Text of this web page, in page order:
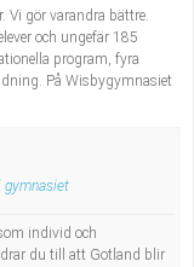
Vi gör varandra bättre.
och ungefär 185
program, fyra
På Wisbygymnasiet
gymnasiet
individ och
du till att Gotland blir